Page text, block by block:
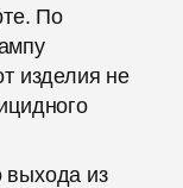
По
изделия не
выхода из